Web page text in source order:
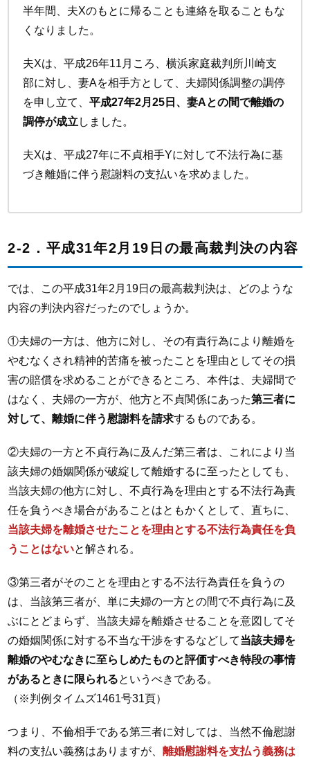
半年間、夫Xのもとに帰ることも連絡を取ることもな
くなりました。
夫Xは、平成26年11月ころ、横浜家庭裁判所川崎支
部に対し、妻Aを相手方として、夫婦関係調整の調停
を申し立て、平成27年2月25日、妻Aとの間で離婚の
調停が成立 しました。
夫Xは、平成27年に不貞相手Yに対して不法行為に基
づき離婚に伴う慰謝料の支払いを求めました。
2-2．平成31年2月19日の最高裁判決の内容
では、この平成31年2月19日の最高裁判決は、どのような
内容の判決内容だったのでしょうか。
①夫婦の一方は、他方に対し、その有責行為により離婚を
やむなくされ精神的苦痛を被ったことを理由としてその損
害の賠償を求めることができるところ、本件は、夫婦間で
はなく、夫婦の一方が、他方と不貞関係にあった第三者に
対して、離婚に伴う慰謝料を請求するものである。
②夫婦の一方と不貞行為に及んだ第三者は、これにより当
該夫婦の婚姻関係が破綻して離婚するに至ったとしても、
当該夫婦の他方に対し、不貞行為を理由とする不法行為責
任を負うべき場合があることはともかくとして、直ちに、
当該夫婦を離婚させたことを理由とする不法行為責任を負
うことはないと解される。
③第三者がそのことを理由とする不法行為責任を負うの
は、当該第三者が、単に夫婦の一方との間で不貞行為に及
ぶにとどまらず、当該夫婦を離婚させることを意図してそ
の婚姻関係に対する不当な干渉をするなどして当該夫婦を
離婚のやむなきに至らしめたものと評価すべき特段の事情
があるときに限られるというべきである。
（※判例タイムズ1461号31頁）
つまり、不倫相手である第三者に対しては、当然不倫慰謝
料の支払い義務はありますが、離婚慰謝料を支払う義務は